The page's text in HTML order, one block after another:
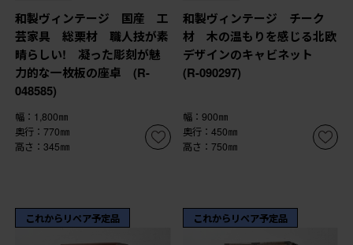
和製ヴィンテージ 国産 工
芸家具 総栗材 職人技が素
晴らしい! 凝った彫刻が魅
力的な一枚板の座卓 (R-
048585)
幅：1,800㎜
奥行：770㎜
高さ：345㎜
和製ヴィンテージ チーク
材 木の温もりを感じる北欧
デザインのキャビネット
(R-090297)
幅：900㎜
奥行：450㎜
高さ：750㎜
これからリペア予定品 これからリペア予定品